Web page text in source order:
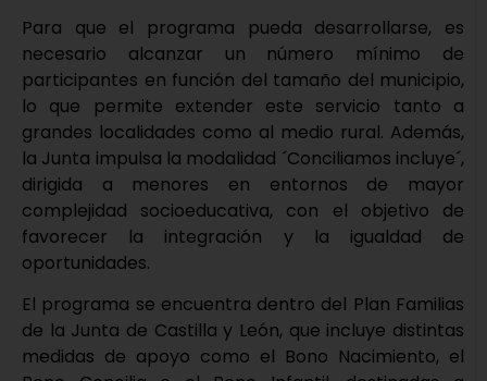
Para que el programa pueda desarrollarse, es
necesario alcanzar un número mínimo de
participantes en función del tamaño del municipio,
lo que permite extender este servicio tanto a
grandes localidades como al medio rural. Además,
la Junta impulsa la modalidad ´Conciliamos incluye´,
dirigida a menores en entornos de mayor
complejidad socioeducativa, con el objetivo de
favorecer la integración y la igualdad de
oportunidades.
El programa se encuentra dentro del Plan Familias
de la Junta de Castilla y León, que incluye distintas
medidas de apoyo como el Bono Nacimiento, el